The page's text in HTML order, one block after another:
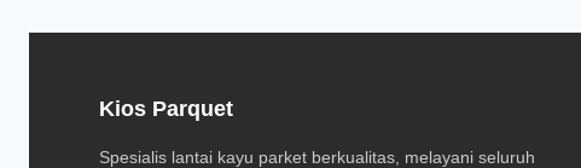
Kios Parquet
Spesialis lantai kayu parket berkualitas, melayani seluruh